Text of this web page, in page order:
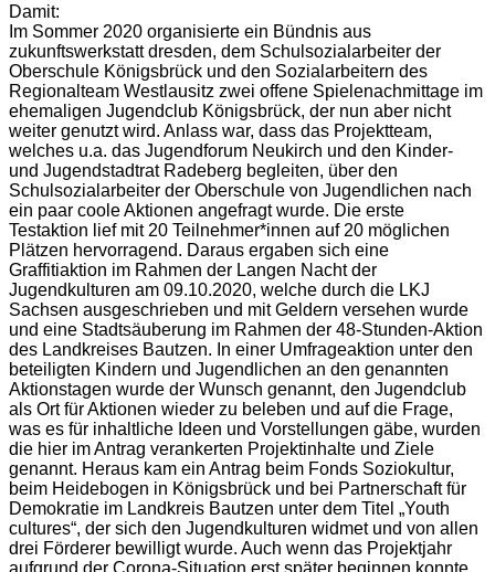
Damit:
Im Sommer 2020 organisierte ein Bündnis aus
zukunftswerkstatt dresden, dem Schulsozialarbeiter der
Oberschule Königsbrück und den Sozialarbeitern des
Regionalteam Westlausitz zwei offene Spielenachmittage im
ehemaligen Jugendclub Königsbrück, der nun aber nicht
weiter genutzt wird. Anlass war, dass das Projektteam,
welches u.a. das Jugendforum Neukirch und den Kinder-
und Jugendstadtrat Radeberg begleiten, über den
Schulsozialarbeiter der Oberschule von Jugendlichen nach
ein paar coole Aktionen angefragt wurde. Die erste
Testaktion lief mit 20 Teilnehmer*innen auf 20 möglichen
Plätzen hervorragend. Daraus ergaben sich eine
Graffitiaktion im Rahmen der Langen Nacht der
Jugendkulturen am 09.10.2020, welche durch die LKJ
Sachsen ausgeschrieben und mit Geldern versehen wurde
und eine Stadtsäuberung im Rahmen der 48-Stunden-Aktion
des Landkreises Bautzen. In einer Umfrageaktion unter den
beteiligten Kindern und Jugendlichen an den genannten
Aktionstagen wurde der Wunsch genannt, den Jugendclub
als Ort für Aktionen wieder zu beleben und auf die Frage,
was es für inhaltliche Ideen und Vorstellungen gäbe, wurden
die hier im Antrag verankerten Projektinhalte und Ziele
genannt. Heraus kam ein Antrag beim Fonds Soziokultur,
beim Heidebogen in Königsbrück und bei Partnerschaft für
Demokratie im Landkreis Bautzen unter dem Titel „Youth
cultures“, der sich den Jugendkulturen widmet und von allen
drei Förderer bewilligt wurde. Auch wenn das Projektjahr
aufgrund der Corona-Situation erst später beginnen konnte,